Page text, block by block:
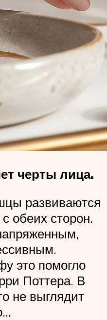
черты лица.
развиваются
обеих сторон.
это помогло
Поттера. В
не выглядит